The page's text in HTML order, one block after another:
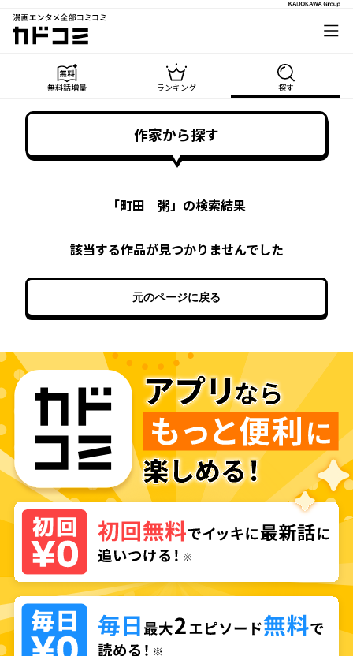
漫画エンタメ全部コミコミ
カドコミ
無料話増量 ランキング 探す
作家から探す
「町田 粥」の検索結果
該当する作品が見つかりませんでした
元のページに戻る